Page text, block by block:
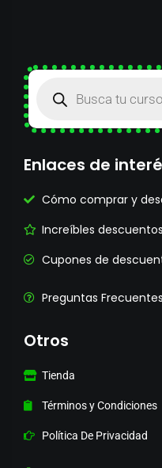
Enlaces de
Cómo comprar y
Increíbles descuentos
Cupones de
Preguntas Frecuentes
Otros
Tienda
Términos y Condiciones
Política De Privacidad